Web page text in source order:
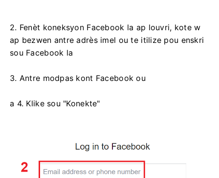
2. Fenèt koneksyon Facebook la ap louvri, kote w
ap bezwen antre adrès imel ou te itilize pou enskri
sou Facebook la
3. Antre modpas kont Facebook ou
a 4. Klike sou "Konekte"